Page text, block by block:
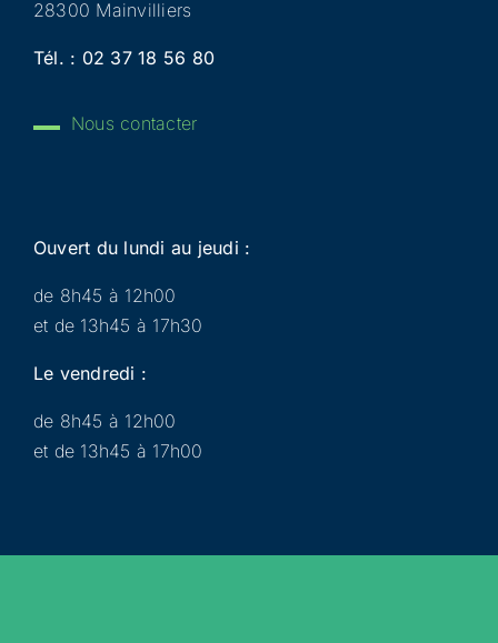
28300 Mainvilliers
Tél. : 02 37 18 56 80
Nous contacter
Ouvert du lundi au jeudi :
de 8h45 à 12h00
et de 13h45 à 17h30
Le vendredi :
de 8h45 à 12h00
et de 13h45 à 17h00